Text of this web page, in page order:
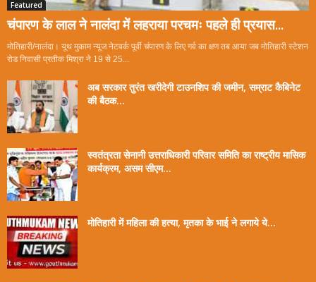
Featured
चंपारण के लाल ने नालंदा में लहराया परचमः पहले ही प्रयास...
मोतिहारी/नालंदा। यूथ मुकाम न्यूज नेटवर्क पूर्वी चंपारण के लिए गर्व का क्षण तब आया जब मोतिहारी स्टेशन
रोड निवासी प्रतीक मिश्रा ने 19 से 25...
अब सरकार तुरंत खरीदेगी टाउनशिप की जमीन, सम्राट कैबिनेट
की बैठक...
स्वतंत्रता सेनानी उत्तराधिकारी परिवार समिति का राष्ट्रीय मासिक
कार्यक्रम, असम सीएम...
मोतिहारी में महिला की हत्या, मृतका के भाई ने लगाये ये...